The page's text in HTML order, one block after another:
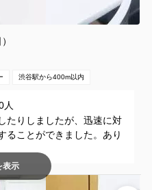
渋谷駅から400m以内
人
たりしましたが、迅速に対
ることができました。あり
表示